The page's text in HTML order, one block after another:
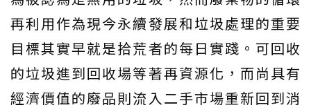
再利用作為現今永續發展和垃圾處理的重要
目標其實早就是拾荒者的每日實踐。可回收
的垃圾進到回收場等著再資源化，而尚具有
經濟價值的廢品則流入二手市場重新回到消